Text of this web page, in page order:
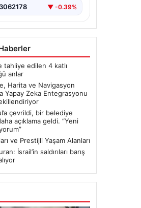
3062178 ▼ -0.39%
tahliye edilen 4 katlı
anlar
Harita ve Navigasyon
Yapay Zeka Entegrasyonu
çevrildi, bir belediye
açıklama geldi. “Yeni
ve Prestijli Yaşam Alanları
İsrail’in saldırıları barış